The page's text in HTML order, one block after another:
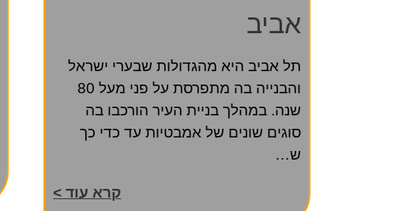
אביב
תל אביב היא מהגדולות שבערי ישראל
והבנייה בה מתפרסת על פני מעל 80
שנה. במהלך בניית העיר הורכבו בה
סוגים שונים של אמבטיות עד כדי כך
ש…
קרא עוד >